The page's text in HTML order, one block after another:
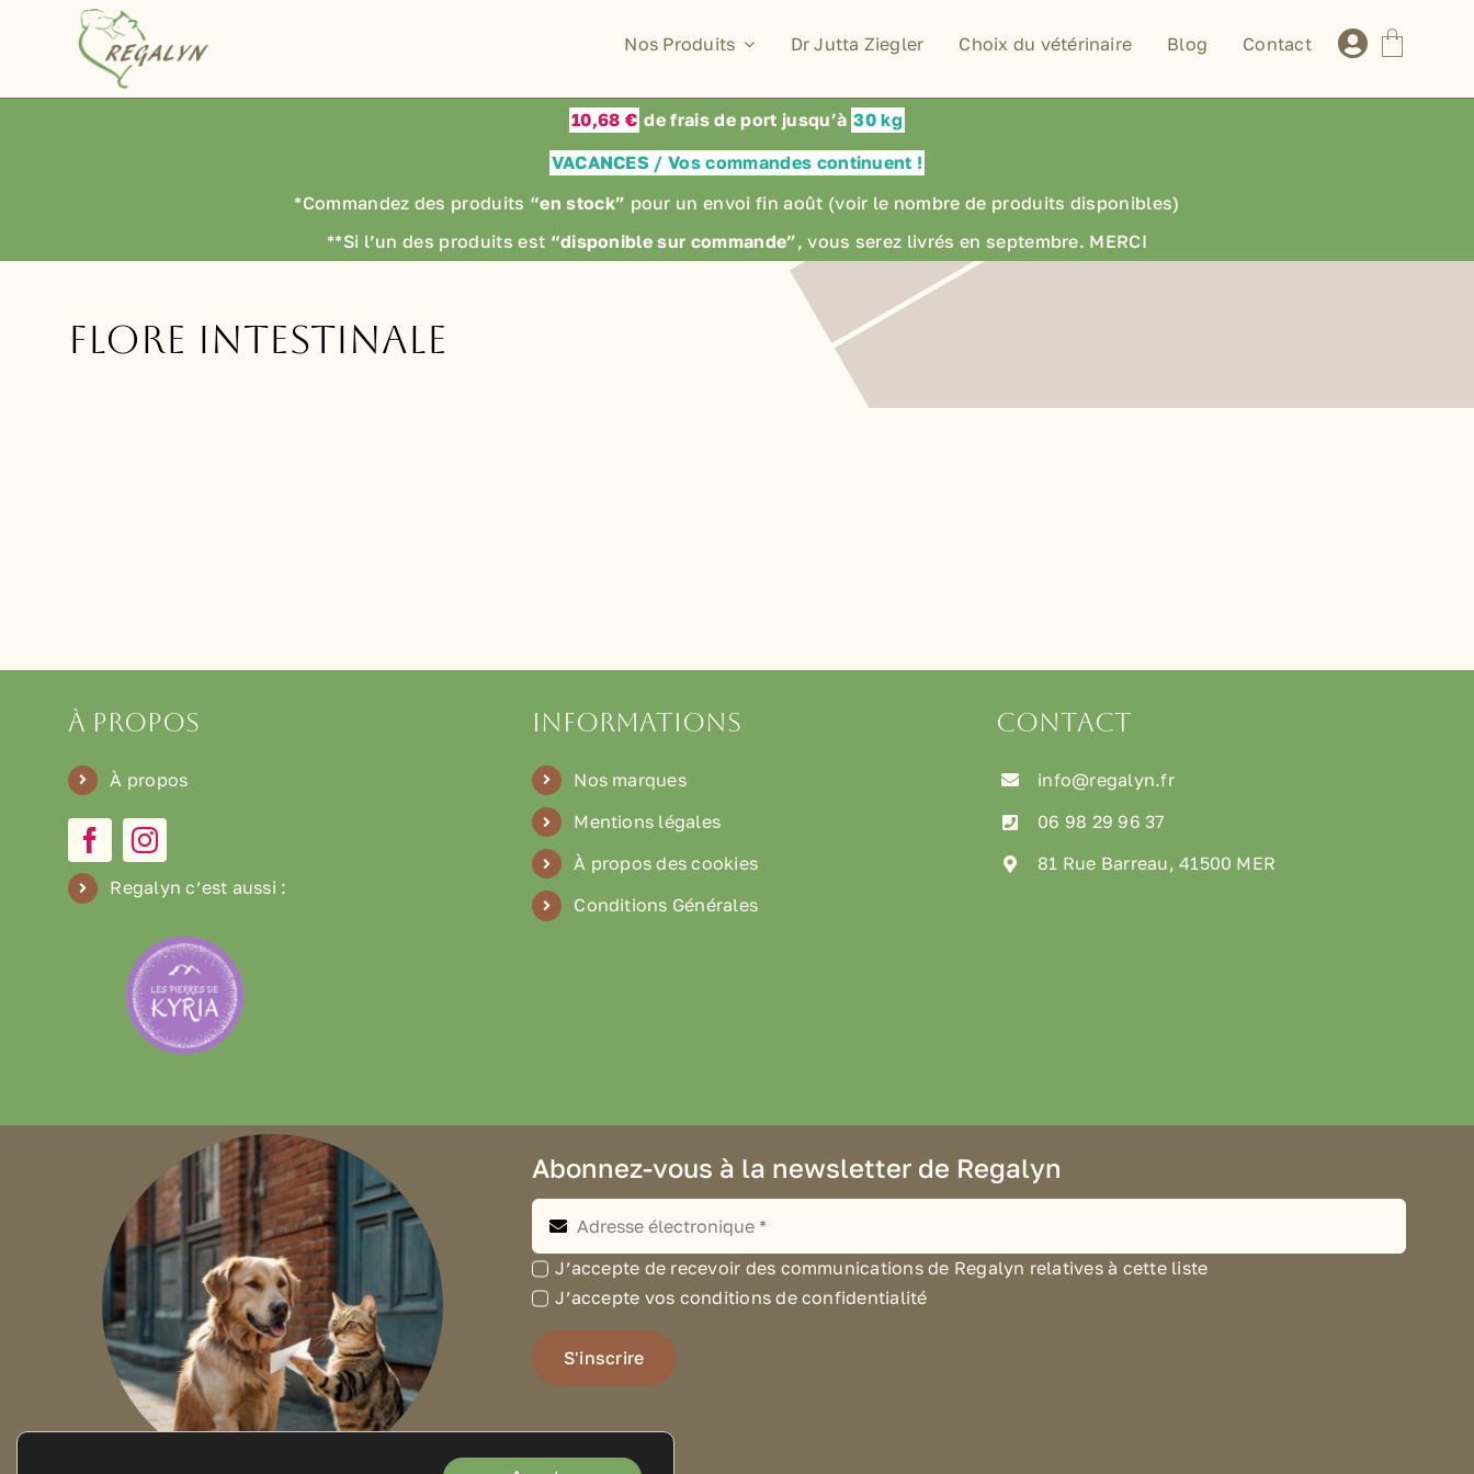
Nos Produits Dr Jutta Ziegler Choix du vétérinaire Blog Contact
10,68 € de frais de port jusqu’à 30 kg
VACANCES / Vos commandes continuent !
*Commandez des produits “en stock” pour un envoi fin août (voir le nombre de produits disponibles)
**Si l’un des produits est “disponible sur commande”, vous serez livrés en septembre. MERCI
Flore intestinale
À propos
À propos
Regalyn c’est aussi :
Informations
Nos marques
Mentions légales
À propos des cookies
Conditions Générales
Contact
info@regalyn.fr
06 98 29 96 37
81 Rue Barreau, 41500 MER
Abonnez-vous à la newsletter de Regalyn
J’accepte de recevoir des communications de Regalyn relatives à cette liste
J’accepte vos conditions de confidentialité
S'inscrire